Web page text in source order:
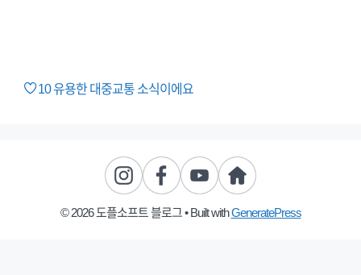
10유용한 대중교통 소식이에요
© 2026 도플소프트 블로그• Built withGeneratePress